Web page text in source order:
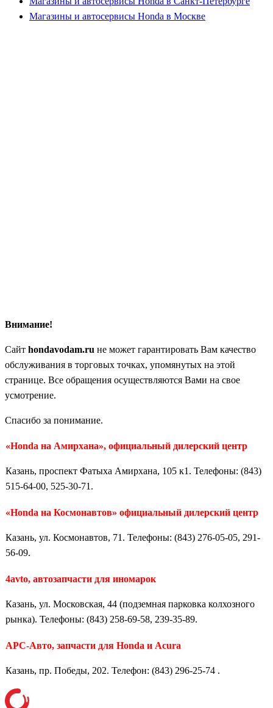
Магазины и автосервисы Honda в Москве
Внимание!
Сайт hondavodam.ru не может гарантировать Вам качество
обслуживания в торговых точках, упомянутых на этой
странице. Все обращения осуществляются Вами на свое
усмотрение.
Спасибо за понимание.
«Honda на Амирхана», официальный дилерский центр
Казань, проспект Фатыха Амирхана, 105 к1. Телефоны: (843)
515-64-00, 525-30-71.
«Honda на Космонавтов» официальный дилерский центр
Казань, ул. Космонавтов, 71. Телефоны: (843) 276-05-05, 291-
56-09.
4avto, автозапчасти для иномарок
Казань, ул. Московская, 44 (подземная парковка колхозного
рынка). Телефоны: (843) 258-69-58, 239-35-89.
АРС-Авто, запчасти для Honda и Acura
Казань, пр. Победы, 202. Телефон: (843) 296-25-74 .